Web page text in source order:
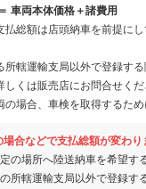
車両本体価格＋諸費用
総額は店頭納車を前提に
轄運輸支局以外で登録す
しくは販売店にお問合せく
場合、車検を取得するた
場合などで支払総額が変わり
の場所へ陸送納車を希望す
所轄運輸支局以外で登録す